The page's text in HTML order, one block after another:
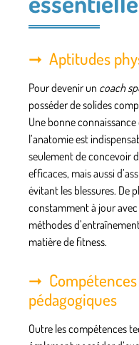
Aptitudes
Pour devenir un coach
posséder de solides
Une bonne connaissance
l’anatomie est
seulement de concevoir
efficaces, mais aussi
évitant les blessures. De
constamment à jour
méthodes
matière de fitness.
pédagogiques
Outre les compétences